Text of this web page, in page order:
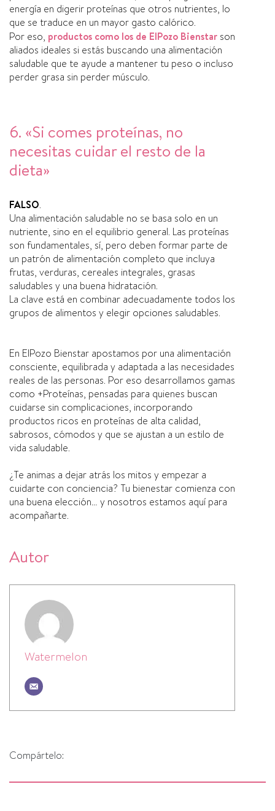
energía en digerir proteínas que otros nutrientes, lo
que se traduce en un mayor gasto calórico.
Por eso, productos como los de ElPozo Bienstar son
aliados ideales si estás buscando una alimentación
saludable que te ayude a mantener tu peso o incluso
perder grasa sin perder músculo.
6. «Si comes proteínas, no
necesitas cuidar el resto de la
dieta»
FALSO.
Una alimentación saludable no se basa solo en un
nutriente, sino en el equilibrio general. Las proteínas
son fundamentales, sí, pero deben formar parte de
un patrón de alimentación completo que incluya
frutas, verduras, cereales integrales, grasas
saludables y una buena hidratación.
La clave está en combinar adecuadamente todos los
grupos de alimentos y elegir opciones saludables.
En ElPozo Bienstar apostamos por una alimentación
consciente, equilibrada y adaptada a las necesidades
reales de las personas. Por eso desarrollamos gamas
como +Proteínas, pensadas para quienes buscan
cuidarse sin complicaciones, incorporando
productos ricos en proteínas de alta calidad,
sabrosos, cómodos y que se ajustan a un estilo de
vida saludable.
¿Te animas a dejar atrás los mitos y empezar a
cuidarte con conciencia? Tu bienestar comienza con
una buena elección… y nosotros estamos aquí para
acompañarte.
Autor
Watermelon
Compártelo: